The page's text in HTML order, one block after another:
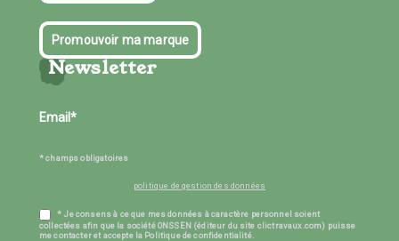
Promouvoir ma marque
Newsletter
* champs obligatoires
politique de gestion des données
* Je consens à ce que mes données à caractère personnel soient
collectées afin que la société ONSSEN (éditeur du site clictravaux.com) puisse
me contacter et accepte la Politique de confidentialité.